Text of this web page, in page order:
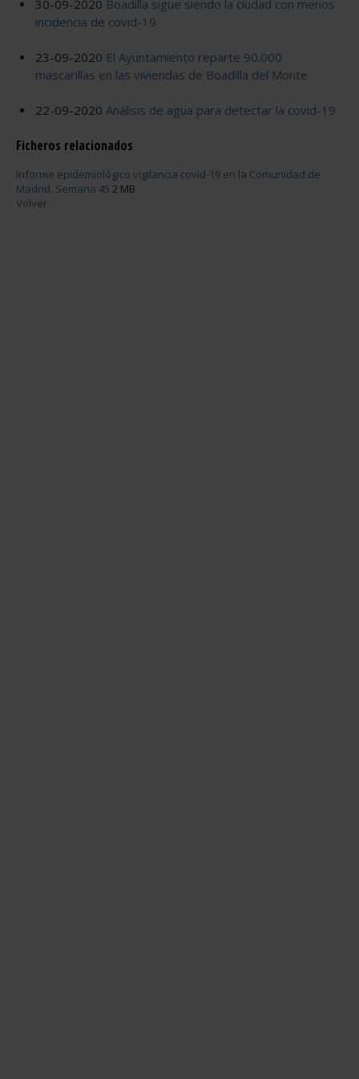
30-09-2020 Boadilla sigue siendo la ciudad con menos
incidencia de covid-19
23-09-2020 El Ayuntamiento reparte 90.000
mascarillas en las viviendas de Boadilla del Monte
22-09-2020 Análisis de agua para detectar la covid-19
Ficheros relacionados
Informe epidemiológico vigilancia covid-19 en la Comunidad de
Madrid. Semana 45 2 MB
Volver